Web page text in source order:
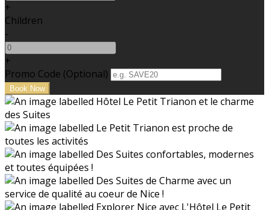
+
Children
-
+
Promo Code (Optional)